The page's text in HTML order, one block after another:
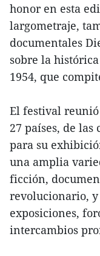
honor en esta
largometraje,
documentales
sobre la
1954, que
El festival
27 países, de las
para su
una amplia
ficción,
revolucionario,
exposiciones,
intercambios